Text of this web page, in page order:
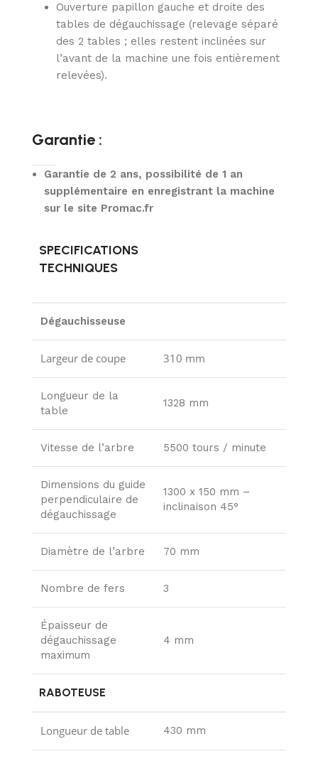
Ouverture papillon gauche et droite des
tables de dégauchissage (relevage séparé
des 2 tables ; elles restent inclinées sur
l’avant de la machine une fois entièrement
relevées).
Garantie :
Garantie de 2 ans, possibilité de 1 an
supplémentaire en enregistrant la machine
sur le site Promac.fr
SPECIFICATIONS
TECHNIQUES
Dégauchisseuse
Largeur de coupe 310 mm
Longueur de la
table
1328 mm
Vitesse de l’arbre 5500 tours / minute
Dimensions du guide
perpendiculaire de
dégauchissage
1300 x 150 mm –
inclinaison 45°
Diamètre de l’arbre 70 mm
Nombre de fers 3
Épaisseur de
dégauchissage
maximum
4 mm
RABOTEUSE
Longueur de table 430 mm